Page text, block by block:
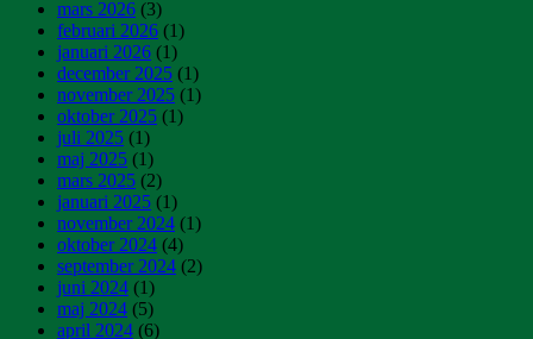
mars 2026 (3)
februari 2026 (1)
januari 2026 (1)
december 2025 (1)
november 2025 (1)
oktober 2025 (1)
juli 2025 (1)
maj 2025 (1)
mars 2025 (2)
januari 2025 (1)
november 2024 (1)
oktober 2024 (4)
september 2024 (2)
juni 2024 (1)
maj 2024 (5)
april 2024 (6)